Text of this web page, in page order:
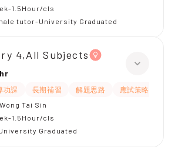
1.5Hour/cls
tutor-University Graduated
4,All Subjects
hr
功課 長期補習 解題思路 應試策略
Tai Sin
1.5Hour/cls
Graduated